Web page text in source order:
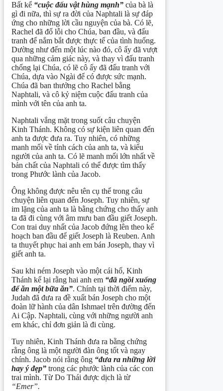
Bất kể “cuộc đấu vật hùng mạnh” của bà là
gì đi nữa, thì sự ra đời của Naphtali là sự đáp
ứng cho những lời cầu nguyện của bà. Có lẽ,
Rachel đã đổ lỗi cho Chúa, ban đầu, và đấu
tranh để nắm bắt được thực tế của tình huống.
Dường như đến một lúc nào đó, cô ấy đã vượt
qua những cảm giác này, và thay vì đấu tranh
chống lại Chúa, có lẽ cô ấy đã đấu tranh với
Chúa, dựa vào Ngài để có được sức mạnh.
Chúa đã ban thưởng cho Rachel bằng
Naphtali, và cô kỷ niệm cuộc đấu tranh của
mình với tên của anh ta.
Naphtali vắng mặt trong suốt câu chuyện
Kinh Thánh. Không có sự kiện liên quan đến
anh ta được đưa ra. Tuy nhiên, có những
manh mối về tính cách của anh ta, và kiểu
người của anh ta. Có lẽ manh mối lớn nhất về
bản chất của Naphtali có thể được tìm thấy
trong Phước lành của Jacob.
Ông không được nêu tên cụ thể trong câu
chuyện liên quan đến Joseph. Tuy nhiên, sự
im lặng của anh ta là bằng chứng cho thấy anh
ta đã đi cùng với âm mưu ban đầu giết Joseph.
Con trai duy nhất của Jacob đứng lên theo kế
hoạch ban đầu để giết Joseph là Reuben. Anh
ta thuyết phục hai anh em bán Joseph, thay vì
giết anh ta.
Sau khi ném Joseph vào một cái hố, Kinh
Thánh kể lại rằng hai anh em “đã ngồi xuống
để ăn một bữa ăn”. Chính tại thời điểm này,
Judah đã đưa ra đề xuất bán Joseph cho một
đoàn lữ hành của dân Ishmael trên đường đến
Ai Cập. Naphtali, cùng với những người anh
em khác, chỉ đơn giản là đi cùng.
Tuy nhiên, Kinh Thánh đưa ra bằng chứng
rằng ông là một người đàn ông tốt và ngay
chính. Jacob nói rằng ông “đưa ra những lời
hay ý đẹp” trong các phước lành của các con
trai mình. Từ Do Thái được dịch là từ
“Emer”.